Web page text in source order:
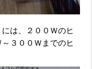
は、２００Ｗのヒ
３００Ｗまでのヒ